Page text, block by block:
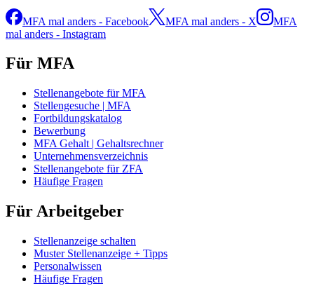
MFA mal anders - Facebook MFA mal anders - X
MFA
mal anders - Instagram
Für MFA
Stellenangebote für MFA
Stellengesuche | MFA
Fortbildungskatalog
Bewerbung
MFA Gehalt | Gehaltsrechner
Unternehmensverzeichnis
Stellenangebote für ZFA
Häufige Fragen
Für Arbeitgeber
Stellenanzeige schalten
Muster Stellenanzeige + Tipps
Personalwissen
Häufige Fragen